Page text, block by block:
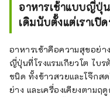
อาหารเช้าแบบญี่ปุ่
เดิมนับตั้งแต่เราเปิ
อาหารเช้าคือความสุขอย่า
ญี่ปุ่นที่โรงแรมเกียวโต ไบ
ชนิด ทั้งข้าวสวยและโจ๊กส
ย่าง และเครื่องเคียงตาม